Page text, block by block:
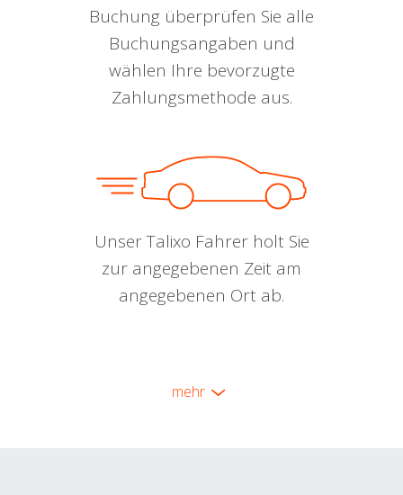
Buchung überprüfen Sie alle
Buchungsangaben und
wählen Ihre bevorzugte
Zahlungsmethode aus.
Unser Talixo Fahrer holt Sie
zur angegebenen Zeit am
angegebenen Ort ab.
mehr